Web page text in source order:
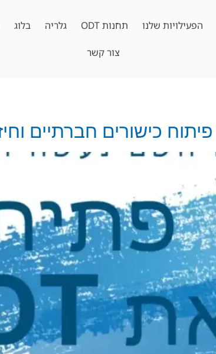
הפעילויות שלנו תחנות ODT גלריה בלוג
צור קשר